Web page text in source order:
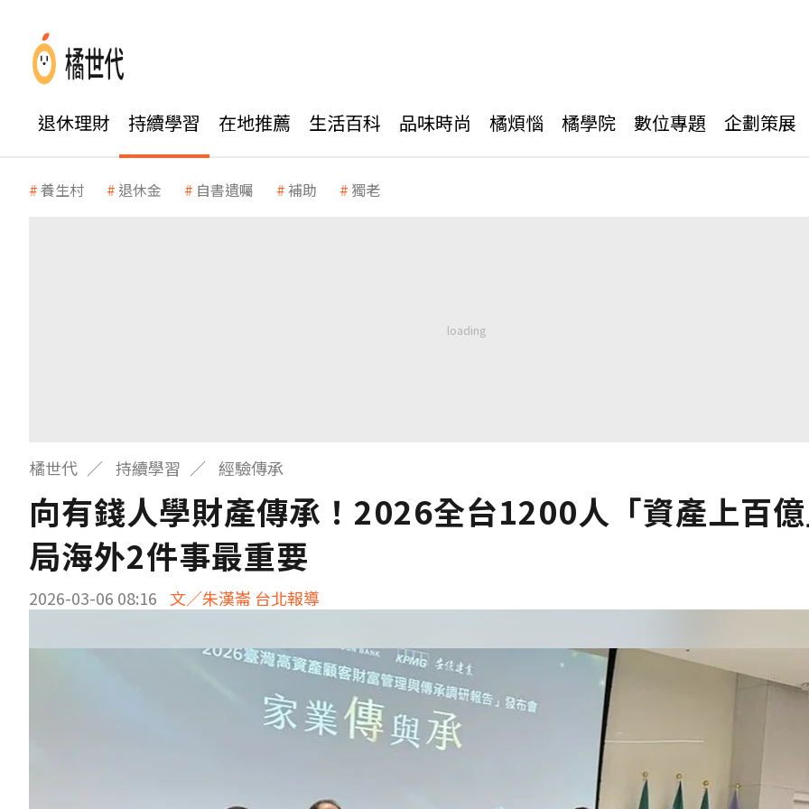
退休理財 持續學習 在地推薦 生活百科 品味時尚 橘煩惱 橘學院 數位專題 企劃策展
養生村 退休金 自書遺囑 補助 獨老
橘世代 持續學習 經驗傳承
向有錢人學財產傳承！2026全台1200人「資產上百
局海外2件事最重要
2026-03-06 08:16 文／朱漢崙 台北報導